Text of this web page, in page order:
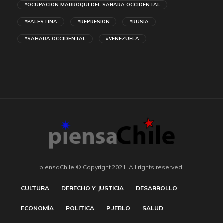
#OCUPACION MARROQUI DEL SAHARA OCCIDENTAL
#PALESTINA #REPRESION #RUSIA
#SAHARA OCCIDENTAL #VENEZUELA
piensaChile © Copyright 2021. All rights reserved.
CULTURA DERECHO Y JUSTICIA DESARROLLO
ECONOMÍA POLITICA PUEBLO SALUD